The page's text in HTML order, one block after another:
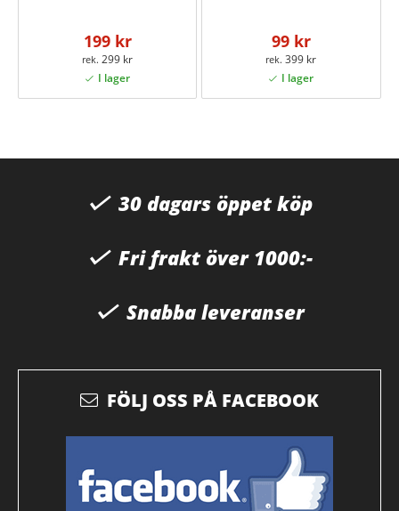
199 kr
299 kr
99 kr
399 kr
30 dagars öppet köp
Fri frakt över 1000:-
Snabba leveranser
FÖLJ OSS PÅ FACEBOOK